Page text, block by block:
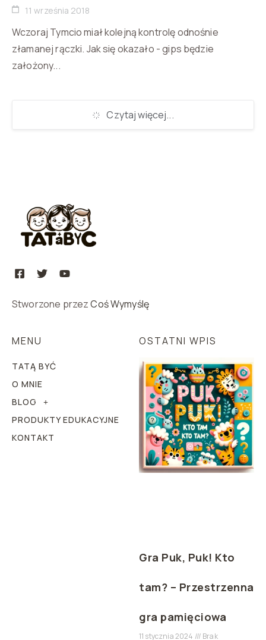
11 września 2018
Wczoraj Tymcio miał kolejną kontrolę odnośnie
złamanej rączki. Jak się okazało - gips będzie
założony...
Czytaj więcej...
Stworzone przezCoś Wymyślę
MENU
TATĄ BYĆ
O MNIE
BLOG
PRODUKTY EDUKACYJNE
KONTAKT
OSTATNI WPIS
Gra Puk, Puk! Kto
tam? – Przestrzenna
gra pamięciowa
11 stycznia 2024
Brak